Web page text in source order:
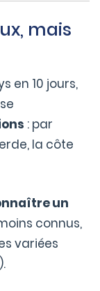
mais
en 10 jours,
: par
la côte
un
connus,
variées